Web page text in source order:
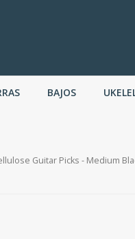
BAJOS
Guitar Picks - Medium